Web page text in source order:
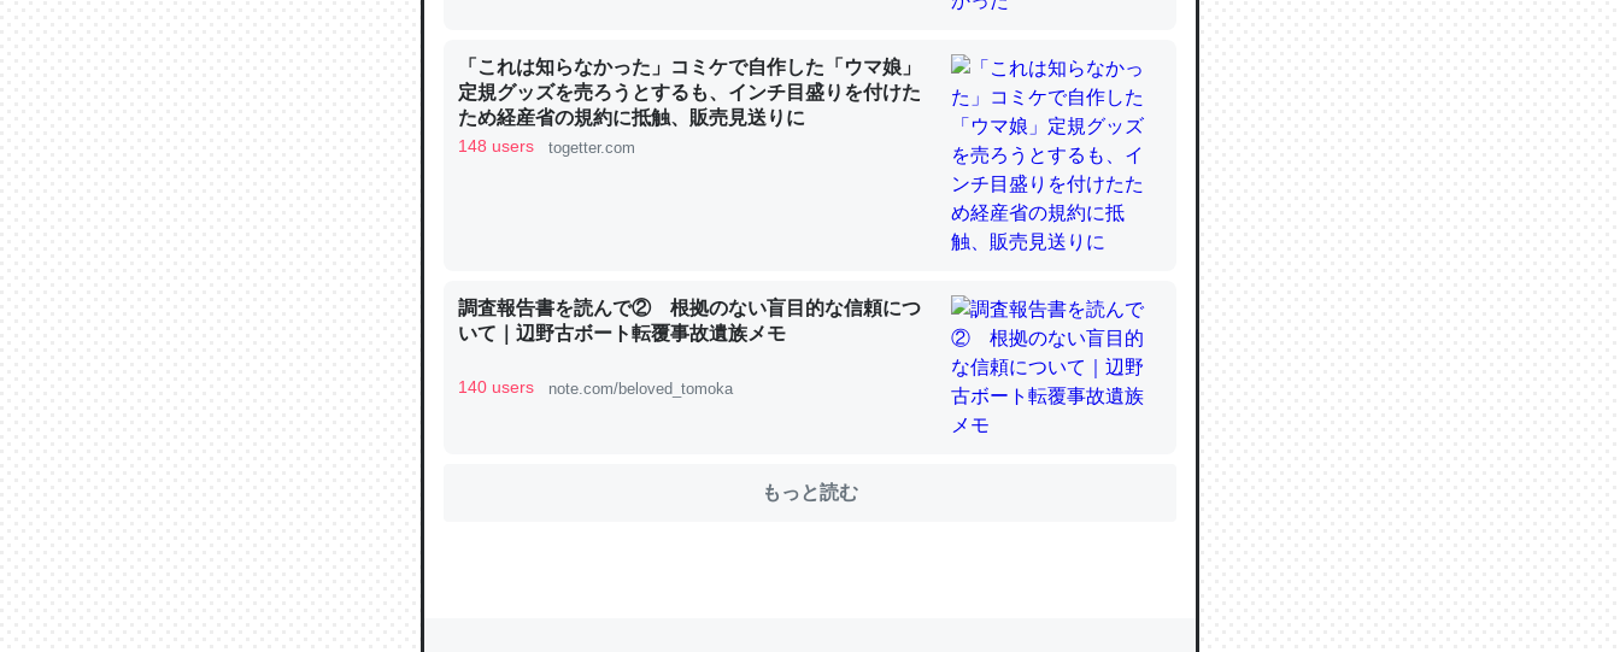
─ニュース :: 【研究発表】昆虫学の大問題＝「昆虫はなぜ海にいないのか」に関する新仮説
ウチもEchoを実家に置いて４年。でたまに覗いてる。ぼちぼちRingも置こうかと画策
中。あと、Googleマップで位置情報を共有してる。電池残量や充電中かが分かるのでこ
─たまにLINEするくらいだった遠方の父67歳と僕。ITツール導入でコミュニケーションが劇的に変化し
た｜tayorini by LIFULL介護
きる。一生で親と会える残り時間を日数にすると1週間とかの人が多いそうだけど、それ
「これは知らなかった」コミケで自作した「ウマ娘」
定規グッズを売ろうとするも、インチ目盛りを付けた
ため経産省の規約に抵触、販売見送りに
148 users togetter.com
調査報告書を読んで② 根拠のない盲目的な信頼につ
いて｜辺野古ボート転覆事故遺族メモ
140 users note.com/beloved_tomoka
もっと読む